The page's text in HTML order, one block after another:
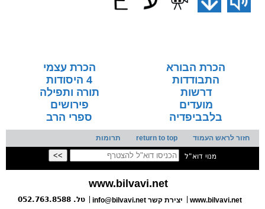
הכרת הבורא
הכרת עצמי
התבודדות
4 היסודות
דרשות
תורה ותפילה
מועדים
פירושים
בלבביפדיה
ספרי הרב
חזור לראש העמוד return to top תרומות
מנוי דוא"ל
www.bilvavi.net
www.bilvavi.net
info@bilvavi.net יצירת קשר טל. 052.763.8588